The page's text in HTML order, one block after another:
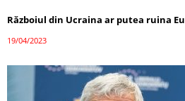
Războiul din Ucraina ar putea ruina
19/04/2023